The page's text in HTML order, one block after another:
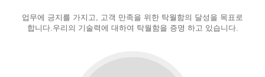
업무에 긍지를 가지고, 고객 만족을 위한 탁월함의 달성을 목표로
합니다.우리의 기술력에 대하여 탁월함을 증명 하고 있습니다.